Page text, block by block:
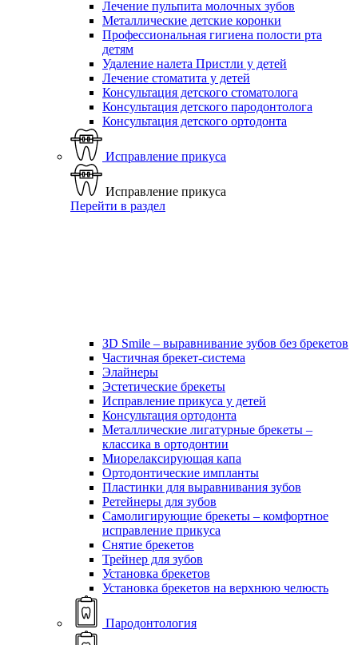
Лечение пульпита молочных зубов
Металлические детские коронки
Профессиональная гигиена полости рта
детям
Удаление налета Пристли у детей
Лечение стоматита у детей
Консультация детского стоматолога
Консультация детского пародонтолога
Консультация детского ортодонта
Исправление прикуса
Исправление прикуса
Перейти в раздел
ЗD Smile – выравнивание зубов без брекетов
Частичная брекет-система
Элайнеры
Эстетические брекеты
Исправление прикуса у детей
Консультация ортодонта
Металлические лигатурные брекеты –
классика в ортодонтии
Миорелаксирующая капа
Ортодонтические импланты
Пластинки для выравнивания зубов
Ретейнеры для зубов
Самолигирующие брекеты – комфортное
исправление прикуса
Снятие брекетов
Трейнер для зубов
Установка брекетов
Установка брекетов на верхнюю челюсть
Пародонтология